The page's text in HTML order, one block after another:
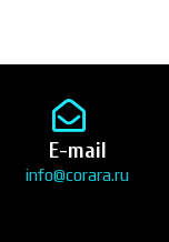
E-mail
info@corara.ru